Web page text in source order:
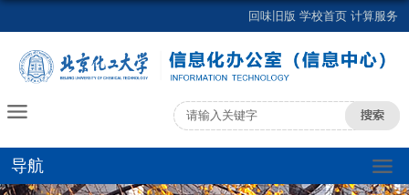
回味旧版 学校首页 计算服务
导航